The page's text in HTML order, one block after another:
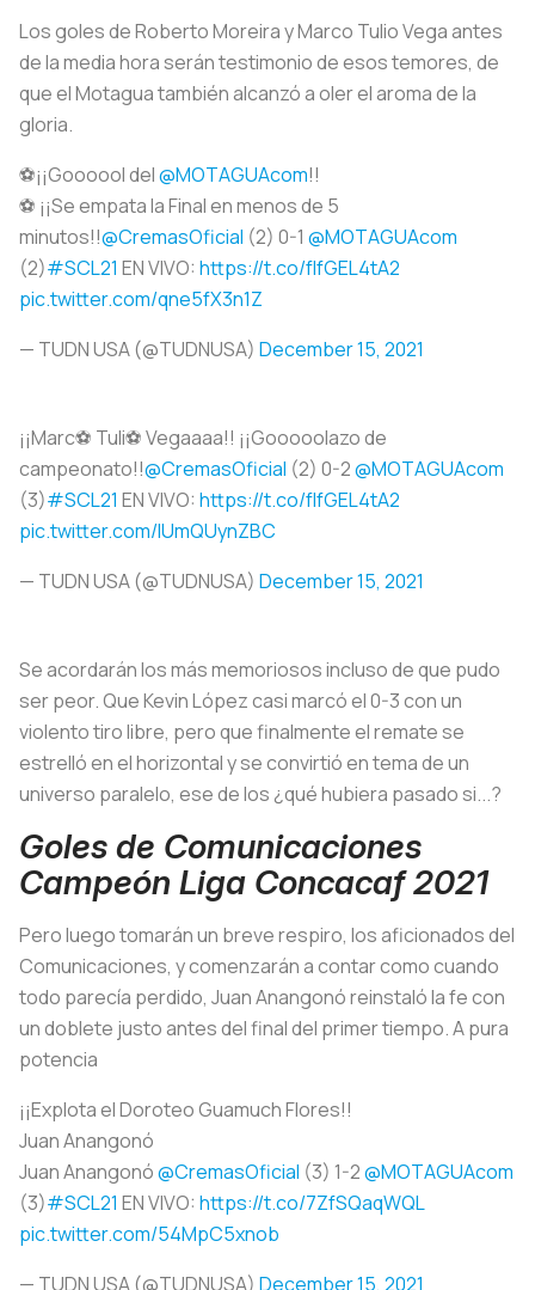
Los goles de Roberto Moreira y Marco Tulio Vega antes
de la media hora serán testimonio de esos temores, de
que el Motagua también alcanzó a oler el aroma de la
gloria.
⚽️¡¡Goooool del@MOTAGUAcom!!
⚽️ ¡¡Se empata la Final en menos de 5
minutos!!@CremasOficial (2) 0-1 @MOTAGUAcom
(2)#SCL21 EN VIVO: https://t.co/fIfGEL4tA2
pic.twitter.com/qne5fX3n1Z
— TUDN USA (@TUDNUSA) December 15, 2021
¡¡Marc⚽️ Tuli⚽️ Vegaaaa!! ¡¡Gooooolazo de
campeonato!!@CremasOficial (2) 0-2@MOTAGUAcom
(3)#SCL21 EN VIVO: https://t.co/fIfGEL4tA2
pic.twitter.com/IUmQUynZBC
— TUDN USA (@TUDNUSA) December 15, 2021
Se acordarán los más memoriosos incluso de que pudo
ser peor. Que Kevin López casi marcó el 0-3 con un
violento tiro libre, pero que finalmente el remate se
estrelló en el horizontal y se convirtió en tema de un
universo paralelo, ese de los ¿qué hubiera pasado si...?
Goles de Comunicaciones
Campeón Liga Concacaf 2021
Pero luego tomarán un breve respiro, los aficionados del
Comunicaciones, y comenzarán a contar como cuando
todo parecía perdido, Juan Anangonó reinstaló la fe con
un doblete justo antes del final del primer tiempo. A pura
potencia
¡¡Explota el Doroteo Guamuch Flores!!
Juan Anangonó
Juan Anangonó@CremasOficial (3) 1-2@MOTAGUAcom
(3)#SCL21 EN VIVO: https://t.co/7ZfSQaqWQL
pic.twitter.com/54MpC5xnob
— TUDN USA (@TUDNUSA) December 15, 2021